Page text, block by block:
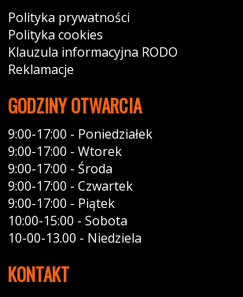
Polityka prywatności
Polityka cookies
Klauzula informacyjna RODO
Reklamacje
GODZINY OTWARCIA
9:00-17:00 - Poniedziałek
9:00-17:00 - Wtorek
9:00-17:00 - Środa
9:00-17:00 - Czwartek
9:00-17:00 - Piątek
10:00-15:00 - Sobota
10-00-13.00 - Niedziela
KONTAKT